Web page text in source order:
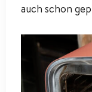
auch schon